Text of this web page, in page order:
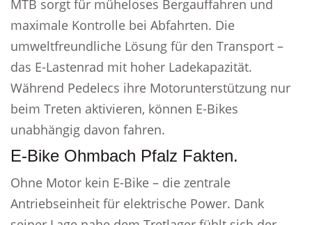
MTB sorgt für müheloses Bergauffahren und
maximale Kontrolle bei Abfahrten. Die
umweltfreundliche Lösung für den Transport –
das E-Lastenrad mit hoher Ladekapazität.
Während Pedelecs ihre Motorunterstützung nur
beim Treten aktivieren, können E-Bikes
unabhängig davon fahren.
E-Bike Ohmbach Pfalz Fakten.
Ohne Motor kein E-Bike – die zentrale
Antriebseinheit für elektrische Power. Dank